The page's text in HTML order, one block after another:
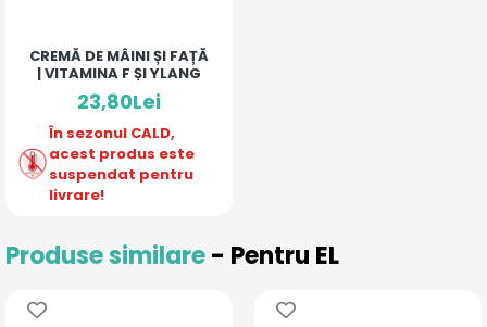
CREMĂ DE MÂINI ȘI FAȚĂ
| VITAMINA F ȘI YLANG
23,80Lei
În sezonul CALD,
acest produs este
suspendat pentru
livrare!
Produse similare- Pentru EL